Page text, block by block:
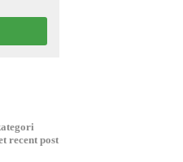
recent post